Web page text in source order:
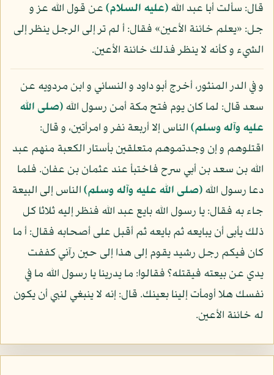
قال: سألت أبا عبد الله(عليه السلام)عن قول الله عز و
جل: «يعلم خائنة الأعين» فقال: أ لم تر إلى الرجل ينظر إلى
الشيء و كأنه لا ينظر فذلك خائنة الأعين.
و في الدر المنثور، أخرج أبو داود و النسائي و ابن مردويه عن
سعد قال: لما كان يوم فتح مكة أمن رسول الله(صلى الله
عليه وآله وسلم)الناس إلا أربعة نفر و امرأتين، و قال:
اقتلوهم و إن وجدتموهم متعلقين بأستار الكعبة منهم عبد
الله بن سعد بن أبي سرح فاختبأ عند عثمان بن عفان. فلما
دعا رسول الله(صلى الله عليه وآله وسلم)الناس إلى البيعة
جاء به فقال: يا رسول الله بايع عبد الله فنظر إليه ثلاثا كل
ذلك يأبى أن يبايعه ثم بايعه ثم أقبل على أصحابه فقال: أ ما
كان فيكم رجل رشيد يقوم إلى هذا إلى حين رآني كففت
يدي عن بيعته فيقتله؟ فقالوا: ما يدرينا يا رسول الله ما في
نفسك هلا أومأت إلينا بعينك. قال: إنه لا ينبغي لنبي أن يكون
له خائنة الأعين.